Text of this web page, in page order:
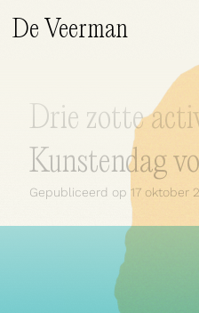
De Veerman
Wat doen wij?
Drie zotte
Kunstendag
Gepubliceerd op 17 oktober